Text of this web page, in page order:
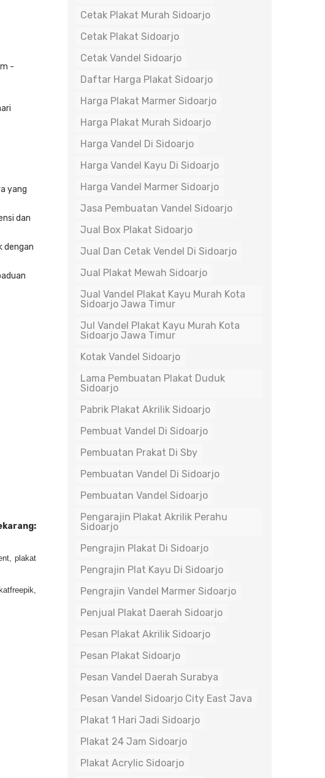
-
yang
dan
dengan
plakat
Cetak Plakat Murah Sidoarjo
Cetak Plakat Sidoarjo
Cetak Vandel Sidoarjo
Daftar Harga Plakat Sidoarjo
Harga Plakat Marmer Sidoarjo
Harga Plakat Murah Sidoarjo
Harga Vandel Di Sidoarjo
Harga Vandel Kayu Di Sidoarjo
Harga Vandel Marmer Sidoarjo
Jasa Pembuatan Vandel Sidoarjo
Jual Box Plakat Sidoarjo
Jual Dan Cetak Vendel Di Sidoarjo
Jual Plakat Mewah Sidoarjo
Jual Vandel Plakat Kayu Murah Kota
Sidoarjo Jawa Timur
Jul Vandel Plakat Kayu Murah Kota
Sidoarjo Jawa Timur
Kotak Vandel Sidoarjo
Lama Pembuatan Plakat Duduk
Sidoarjo
Pabrik Plakat Akrilik Sidoarjo
Pembuat Vandel Di Sidoarjo
Pembuatan Prakat Di Sby
Pembuatan Vandel Di Sidoarjo
Pembuatan Vandel Sidoarjo
Pengarajin Plakat Akrilik Perahu
Sidoarjo
Pengrajin Plakat Di Sidoarjo
Pengrajin Plat Kayu Di Sidoarjo
Pengrajin Vandel Marmer Sidoarjo
Penjual Plakat Daerah Sidoarjo
Pesan Plakat Akrilik Sidoarjo
Pesan Plakat Sidoarjo
Pesan Vandel Daerah Surabya
Pesan Vandel Sidoarjo City East Java
Plakat 1 Hari Jadi Sidoarjo
Plakat 24 Jam Sidoarjo
Plakat Acrylic Sidoarjo